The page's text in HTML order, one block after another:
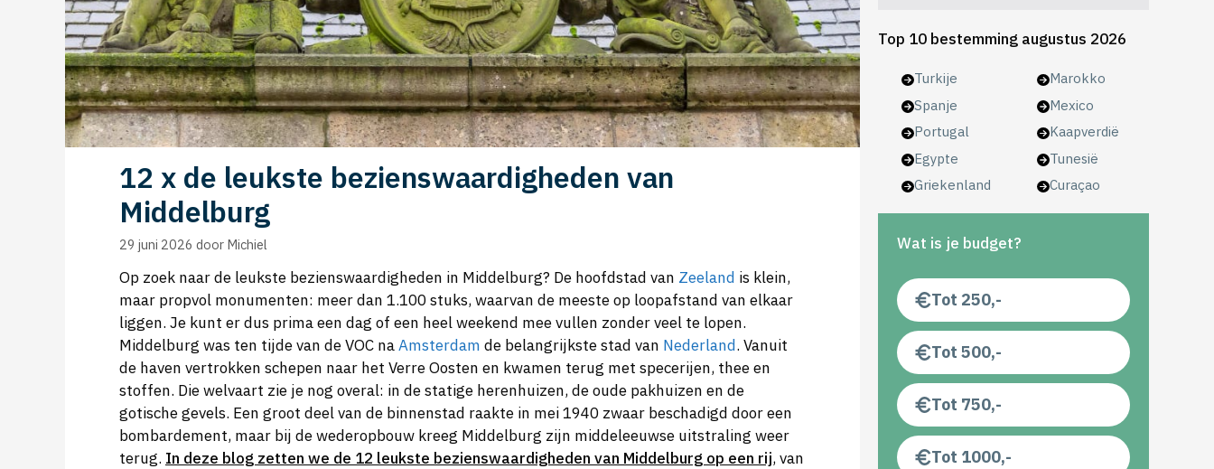
12 x de leukste bezienswaardigheden van
Middelburg
29 juni 2026 door Michiel
Op zoek naar de leukste bezienswaardigheden in Middelburg? De hoofdstad van Zeeland is klein,
maar propvol monumenten: meer dan 1.100 stuks, waarvan de meeste op loopafstand van elkaar
liggen. Je kunt er dus prima een dag of een heel weekend mee vullen zonder veel te lopen.
Middelburg was ten tijde van de VOC naAmsterdam de belangrijkste stad van Nederland. Vanuit
de haven vertrokken schepen naar het Verre Oosten en kwamen terug met specerijen, thee en
stoffen. Die welvaart zie je nog overal: in de statige herenhuizen, de oude pakhuizen en de
gotische gevels. Een groot deel van de binnenstad raakte in mei 1940 zwaar beschadigd door een
bombardement, maar bij de wederopbouw kreeg Middelburg zijn middeleeuwse uitstraling weer
terug. In deze blog zetten we de 12 leukste bezienswaardigheden van Middelburg op een rij, van
Top 10 bestemming augustus 2026
Turkije
Spanje
Portugal
Egypte
Griekenland
Marokko
Mexico
Kaapverdië
Tunesië
Curaçao
Wat is je budget?
Tot 250,-
Tot 500,-
Tot 750,-
Tot 1000,-